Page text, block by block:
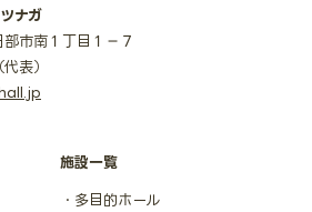
ナガ
市南１丁目１−７
代表）
施設一覧
多目的ホール